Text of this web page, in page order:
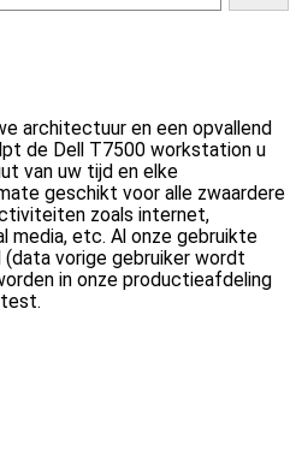
architectuur en een opvallend
de Dell T7500 workstation u
van uw tijd en elke
geschikt voor alle zwaardere
zoals internet,
etc. Al onze gebruikte
vorige gebruiker wordt
in onze productieafdeling